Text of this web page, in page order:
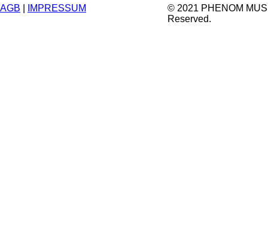
AGB IMPRESSUM
© 2021 PHENOM
Reserved.